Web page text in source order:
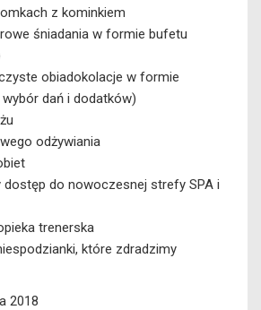
z kominkiem
śniadania w formie bufetu
obiadokolacje w formie
dań i dodatków)
odżywiania
dostęp do nowoczesnej strefy SPA i
trenerska
które zdradzimy
2018